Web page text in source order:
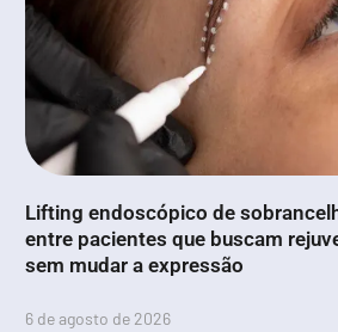
Lifting endoscópico de
entre pacientes que buscam
sem mudar a expressão
6 de agosto de 2026